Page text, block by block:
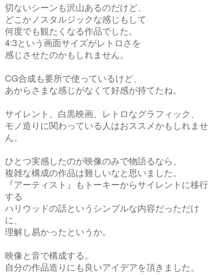
切ないシーンも沢山あるのだけど、
どこかノスタルジックな感じもして
何度でも観たくなる作品でした。
4:3という画面サイズがレトロさを
感じさせたのかもしれません。
CG合成も要所で使っているけど、
あからさまな感じがなくて好感が持てたね。
サイレント、白黒映画、レトロなグラフィック、
モノ造りに関わっている人はおススメかもしれませ
ん。
ひとつ実感したのが映像のみで物語るなら、
複雑な構成の作品は難しいなと思いました。
『アーティスト』もトーキーからサイレントに移行
する
ハリウッドの話というシンプルな内容だっただけ
に、
理解し易かったというか。
映像と音で構成する。
自分の作品造りにも良いアイデアを頂きました。